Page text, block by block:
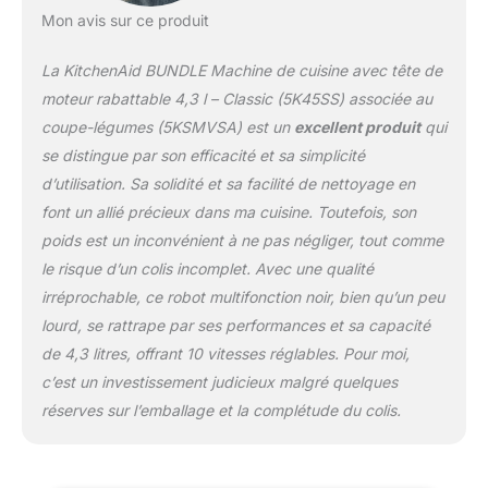
Mon avis sur ce produit
La KitchenAid BUNDLE Machine de cuisine avec tête de
moteur rabattable 4,3 l – Classic (5K45SS) associée au
coupe-légumes (5KSMVSA) est un excellent produitqui
se distingue par son efficacité et sa simplicité
d’utilisation. Sa solidité et sa facilité de nettoyage en
font un allié précieux dans ma cuisine. Toutefois, son
poids est un inconvénient à ne pas négliger, tout comme
le risque d’un colis incomplet. Avec une qualité
irréprochable, ce robot multifonction noir, bien qu’un peu
lourd, se rattrape par ses performances et sa capacité
de 4,3 litres, offrant 10 vitesses réglables. Pour moi,
c’est un investissement judicieux malgré quelques
réserves sur l’emballage et la complétude du colis.